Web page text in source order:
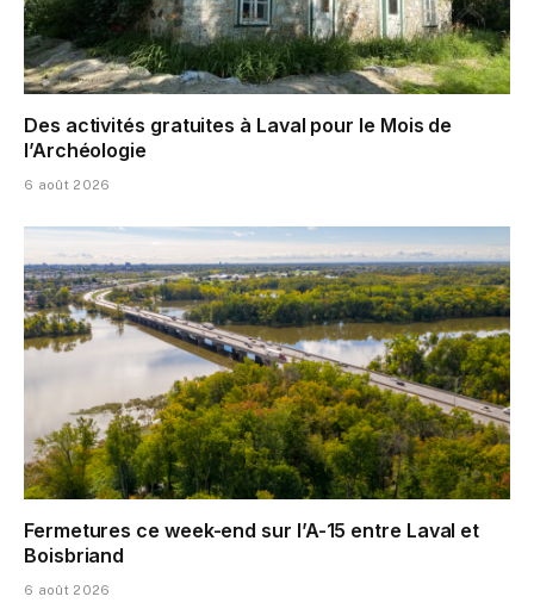
Des activités gratuites à Laval pour le Mois de
l’Archéologie
6 août 2026
Fermetures ce week-end sur l’A-15 entre Laval et
Boisbriand
6 août 2026